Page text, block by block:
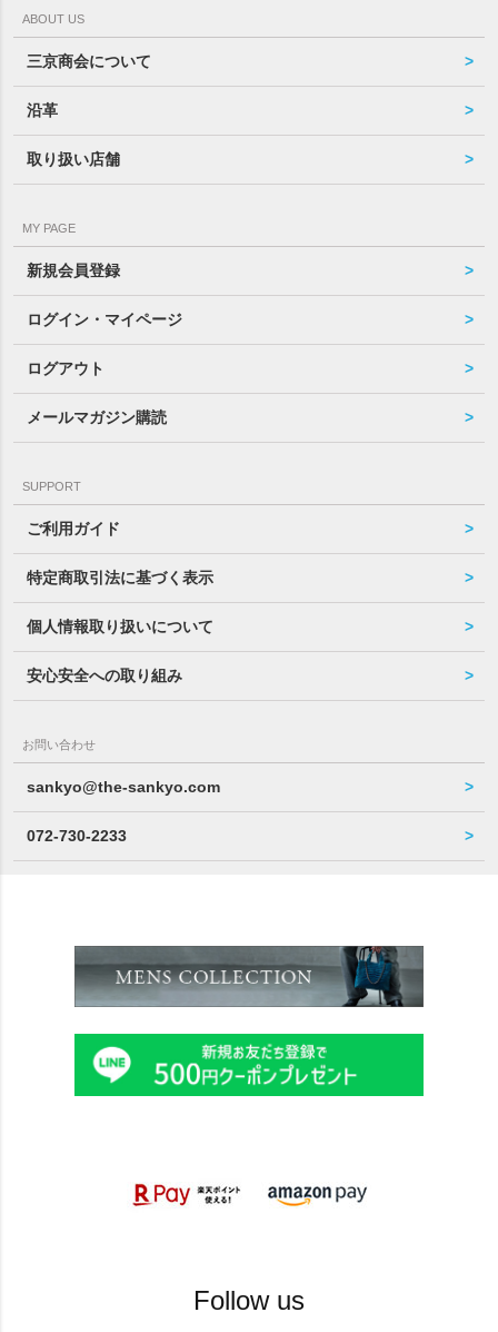
ABOUT US
三京商会について
沿革
取り扱い店舗
MY PAGE
新規会員登録
ログイン・マイページ
ログアウト
メールマガジン購読
SUPPORT
ご利用ガイド
特定商取引法に基づく表示
個人情報取り扱いについて
安心安全への取り組み
お問い合わせ
sankyo@the-sankyo.com
072-730-2233
Follow us